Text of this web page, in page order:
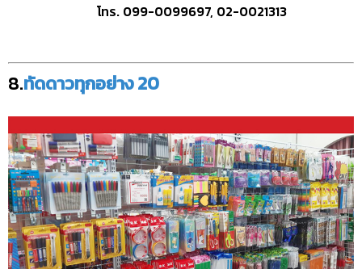
โทร. 099-0099697, 02-0021313
8.ทัดดาวทุกอย่าง 20